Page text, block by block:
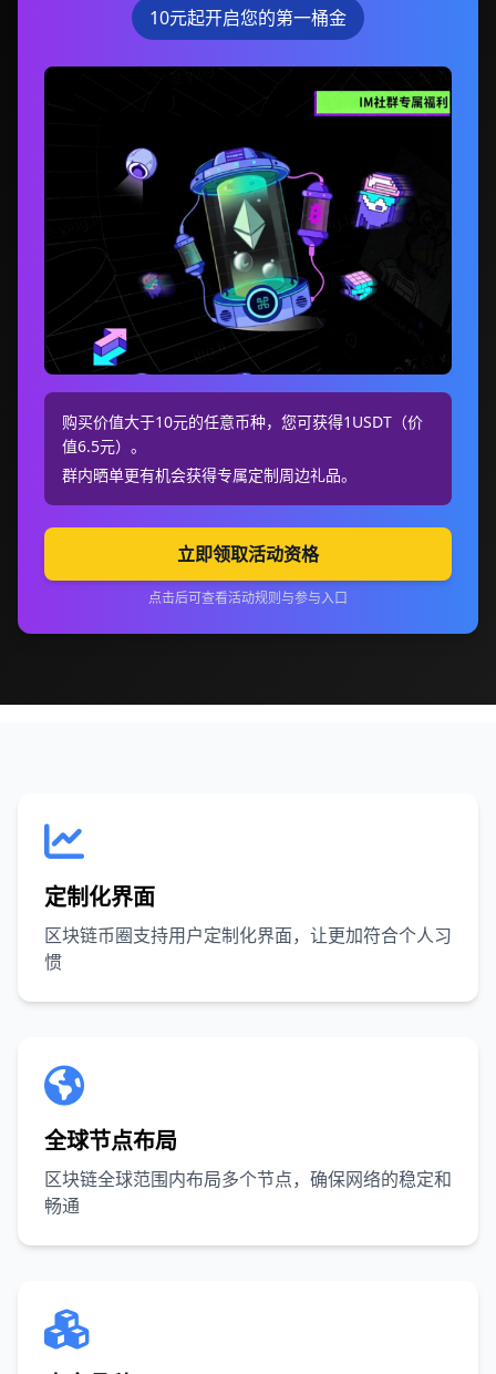
10元起开启您的第一桶金
购买价值大于10元的任意币种，您可获得1USDT（价
值6.5元）。
群内晒单更有机会获得专属定制周边礼品。
立即领取活动资格
点击后可查看活动规则与参与入口
定制化界面
区块链币圈支持用户定制化界面，让更加符合个人习
惯
全球节点布局
区块链全球范围内布局多个节点，确保网络的稳定和
畅通